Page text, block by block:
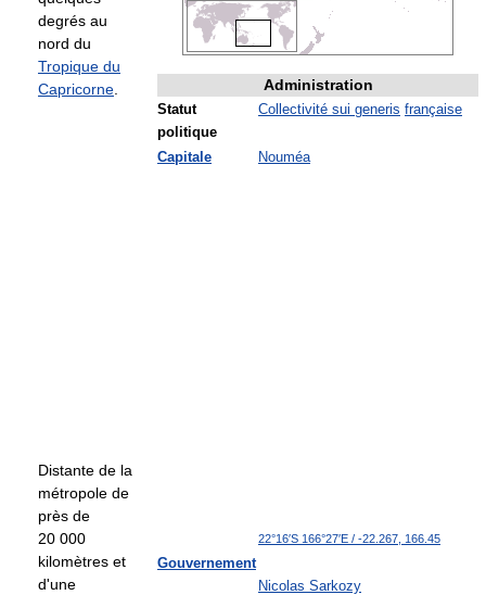
Administration
Statut
politique
Collectivité sui generis française
Capitale Nouméa
22°16′S 166°27′E / -22.267 166.45
Gouvernement
Nicolas Sarkozy
degrés au
nord du
Tropique du
Capricorne
Distante de la
métropole de
près de
20 000
kilomètres et
d'une